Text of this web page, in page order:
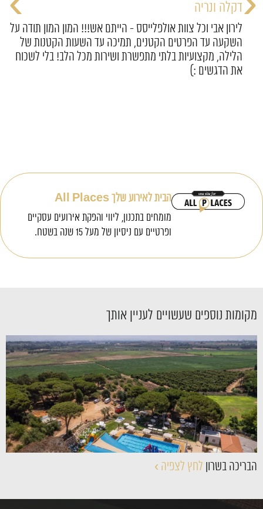
דקלה ונריה
לירון אבי
השקעה עד
הלילה,
אז אחרי שהתאוששנו אנחנו רוצים
מהסרטים!! חתונה בדיוק כמו שחלמנו! היה
יצירתיים, אדיבים והכי חשוב אנשים
הבית לאירוע שלך All Places
מומחים בתכנון, ליווי והפקת אירועים עסקיים
ופרטיים עם ניסיון של מעל 15 שנה בשטח.
מקומות נוספים שעשויים לעניין אותך
הבריכה בשרון לחץ לצפיה ›